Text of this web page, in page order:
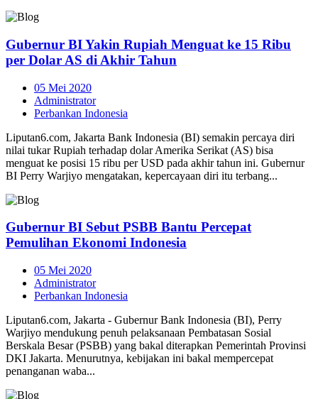
Gubernur BI Yakin Rupiah Menguat ke 15 Ribu
per Dolar AS di Akhir Tahun
05 Mei 2020
Administrator
Perbankan Indonesia
Liputan6.com, Jakarta Bank Indonesia (BI) semakin percaya diri
nilai tukar Rupiah terhadap dolar Amerika Serikat (AS) bisa
menguat ke posisi 15 ribu per USD pada akhir tahun ini. Gubernur
BI Perry Warjiyo mengatakan, kepercayaan diri itu terbang...
Gubernur BI Sebut PSBB Bantu Percepat
Pemulihan Ekonomi Indonesia
05 Mei 2020
Administrator
Perbankan Indonesia
Liputan6.com, Jakarta - Gubernur Bank Indonesia (BI), Perry
Warjiyo mendukung penuh pelaksanaan Pembatasan Sosial
Berskala Besar (PSBB) yang bakal diterapkan Pemerintah Provinsi
DKI Jakarta. Menurutnya, kebijakan ini bakal mempercepat
penanganan waba...